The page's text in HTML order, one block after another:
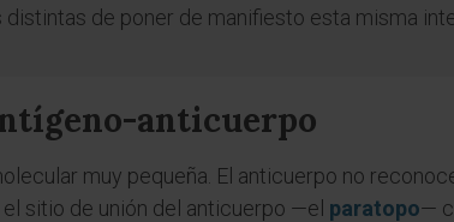
distintas de poner de manifiesto esta misma
anticuerpo
muy pequeña. El anticuerpo no
sitio de unión del anticuerpo —el paratopo—